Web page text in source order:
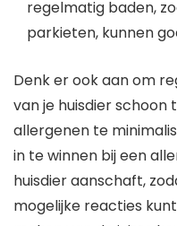
regelmatig baden,
parkieten, kunnen
Denk er ook aan om
van je huisdier
allergenen te
in te winnen bij een
huisdier aanschaft,
mogelijke reacties